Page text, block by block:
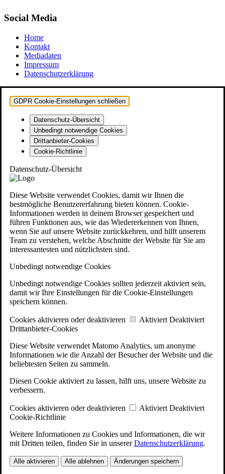
Social Media
Home
Kontakt
Mediadaten
Impressum
Datenschutzerklärung
GDPR Cookie-Einstellungen schließen
Datenschutz-Übersicht
Unbedingt notwendige Cookies
Drittanbieter-Cookies
Cookie-Richtlinie
Datenschutz-Übersicht
Diese Website verwendet Cookies, damit wir Ihnen die
bestmögliche Benutzererfahrung bieten können. Cookie-
Informationen werden in deinem Browser gespeichert und
führen Funktionen aus, wie das Wiedererkennen von Ihnen,
wenn Sie auf unsere Website zurückkehren, und hilft unserem
Team zu verstehen, welche Abschnitte der Website für Sie am
interessantesten und nützlichsten sind.
Unbedingt notwendige Cookies
Unbedingt notwendige Cookies sollten jederzeit aktiviert sein,
damit wir Ihre Einstellungen für die Cookie-Einstellungen
speichern können.
Cookies aktivieren oder deaktivieren Aktiviert Deaktiviert
Drittanbieter-Cookies
Diese Website verwendet Matomo Analytics, um anonyme
Informationen wie die Anzahl der Besucher der Website und die
beliebtesten Seiten zu sammeln.
Diesen Cookie aktiviert zu lassen, hilft uns, unsere Website zu
verbessern.
Cookies aktivieren oder deaktivieren Aktiviert Deaktiviert
Cookie-Richtlinie
Weitere Informationen zu Cookies und Informationen, die wir
mit Dritten teilen, finden Sie in unsererDatenschutzerklärung.
Alle aktivieren Alle ablehnen Änderungen speichern